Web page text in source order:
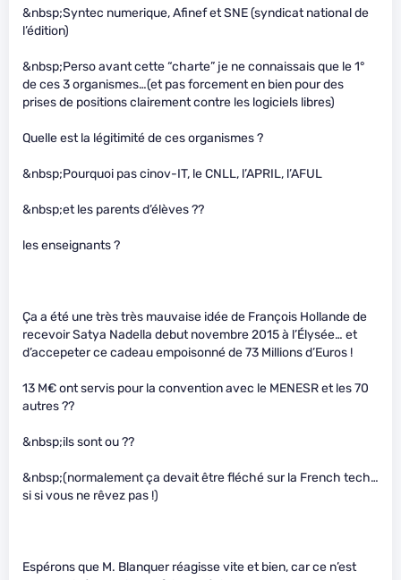
&nbsp;Syntec numerique, Afinef et SNE (syndicat national de
l’édition)
&nbsp;Perso avant cette “charte” je ne connaissais que le 1°
de ces 3 organismes…(et pas forcement en bien pour des
prises de positions clairement contre les logiciels libres)
Quelle est la légitimité de ces organismes ?
&nbsp;Pourquoi pas cinov-IT, le CNLL, l’APRIL, l’AFUL
&nbsp;et les parents d’élèves ??
les enseignants ?
Ça a été une très très mauvaise idée de François Hollande de
recevoir Satya Nadella debut novembre 2015 à l’Élysée… et
d’accepeter ce cadeau empoisonné de 73 Millions d’Euros !
13 M€ ont servis pour la convention avec le MENESR et les 70
autres ??
&nbsp;ils sont ou ??
&nbsp;(normalement ça devait être fléché sur la French tech…
si si vous ne rêvez pas !)
Espérons que M. Blanquer réagisse vite et bien, car ce n’est